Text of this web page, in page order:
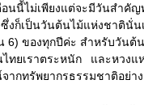
นนี้ไม่เพียงแต่จะมีวันสำคั
งก็เป็นวันต้นไม้แห่งชาตินั่
6) ของทุกปีค่ะ สำหรับวันต้
ทยเราตระหนัก และหวง
ากทรัพยากรธรรมชาติอย่า